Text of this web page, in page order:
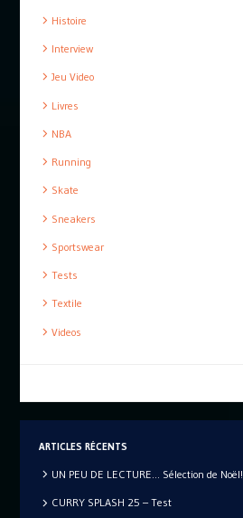
Histoire
Interview
Jeu Video
Livres
NBA
Running
Skate
Sneakers
Sportswear
Tests
Textile
Videos
ARTICLES RÉCENTS
UN PEU DE LECTURE… Sélection de Noël!
CURRY SPLASH 25 – Test